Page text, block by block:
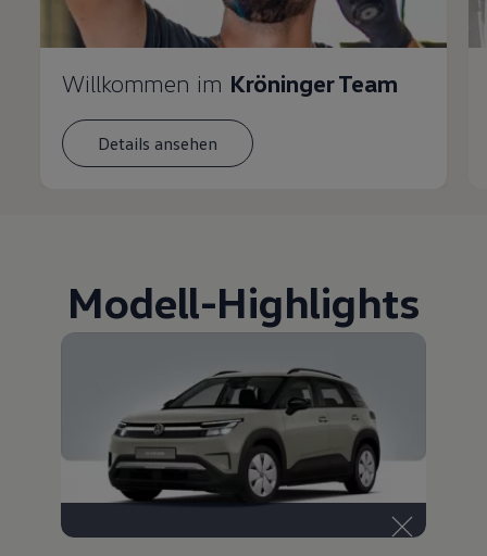
Willkommen im Kröninger Team
Details ansehen
Modell-Highlights